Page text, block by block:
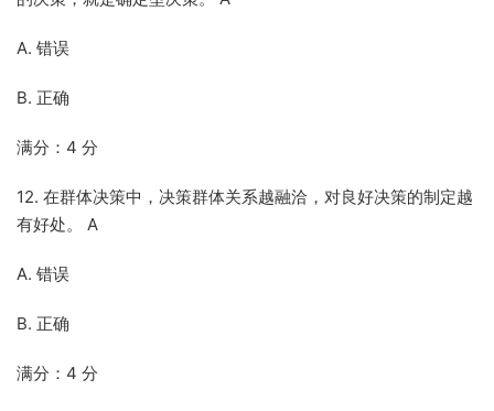
A. 错误
B. 正确
满分：4 分
12. 在群体决策中，决策群体关系越融洽，对良好决策的制定越
有好处。 A
A. 错误
B. 正确
满分：4 分